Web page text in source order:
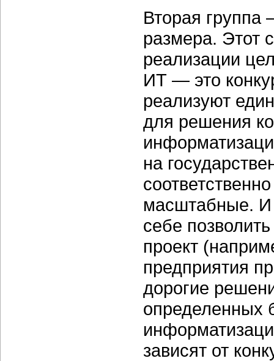
Вторая группа
размера. Этот
реализации
ИТ — это
реализуют
для решения
на
масштабные. И
себе
проект
предприятия
дорогие
определенных
зависят от